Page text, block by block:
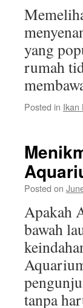
yang
rumah
Posted in Ikan
Posted on
Apakah
bawah
tanpa